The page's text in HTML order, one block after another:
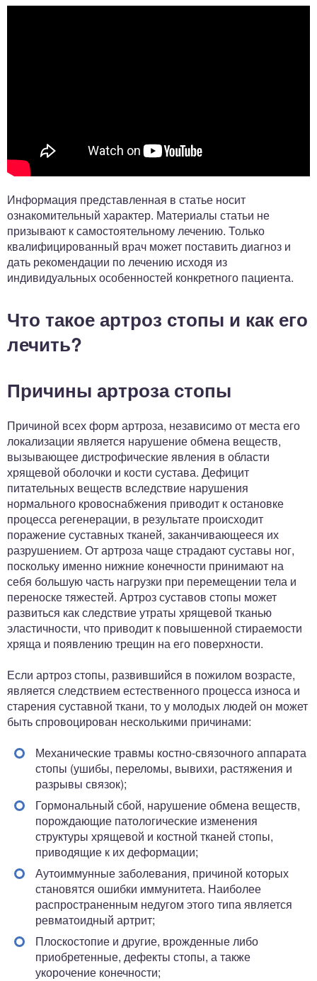
Информация представленная в статье носит
ознакомительный характер. Материалы статьи не
призывают к самостоятельному лечению. Только
квалифицированный врач может поставить диагноз и
дать рекомендации по лечению исходя из
индивидуальных особенностей конкретного пациента.
Что такое артроз стопы и как его
лечить?
Причины артроза стопы
Причиной всех форм артроза, независимо от места его
локализации является нарушение обмена веществ,
вызывающее дистрофические явления в области
хрящевой оболочки и кости сустава. Дефицит
питательных веществ вследствие нарушения
нормального кровоснабжения приводит к остановке
процесса регенерации, в результате происходит
поражение суставных тканей, заканчивающееся их
разрушением. От артроза чаще страдают суставы ног,
поскольку именно нижние конечности принимают на
себя большую часть нагрузки при перемещении тела и
переноске тяжестей. Артроз суставов стопы может
развиться как следствие утраты хрящевой тканью
эластичности, что приводит к повышенной стираемости
хряща и появлению трещин на его поверхности.
Если артроз стопы, развившийся в пожилом возрасте,
является следствием естественного процесса износа и
старения суставной ткани, то у молодых людей он может
быть спровоцирован несколькими причинами:
Механические травмы костно-связочного аппарата
стопы (ушибы, переломы, вывихи, растяжения и
разрывы связок);
Гормональный сбой, нарушение обмена веществ,
порождающие патологические изменения
структуры хрящевой и костной тканей стопы,
приводящие к их деформации;
Аутоиммунные заболевания, причиной которых
становятся ошибки иммунитета. Наиболее
распространенным недугом этого типа является
ревматоидный артрит;
Плоскостопие и другие, врожденные либо
приобретенные, дефекты стопы, а также
укорочение конечности;